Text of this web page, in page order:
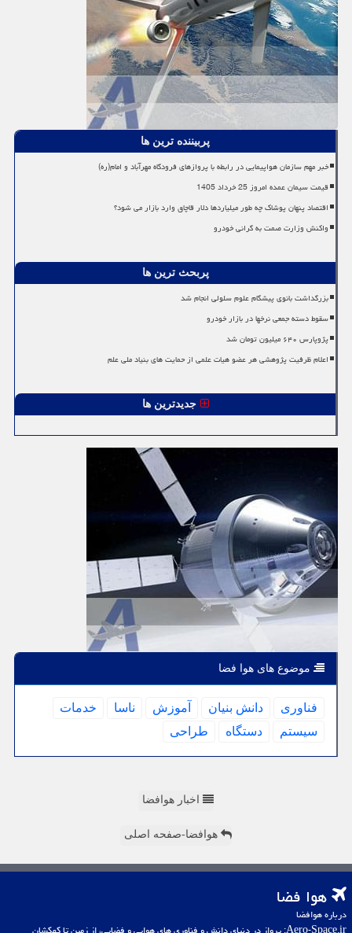
پربیننده ترین ها
خبر مهم سازمان هواپیمایی در رابطه با پروازهای فرودگاه مهرآباد و امام(ره)
قیمت سیمان عمده امروز 25 خرداد 1405
اقتصاد پنهان پوشاک چه طور میلیاردها دلار قاچاق وارد بازار می شود؟
واکنش وزارت صمت به گرانی خودرو
پربحث ترین ها
بزرگداشت بانوی پیشگام علوم سلولی انجام شد
سقوط دسته جمعی نرخها در بازار خودرو
پژوپارس ۶۴۰ میلیون تومان شد
اعلام ظرفیت پژوهشی هر عضو هیات علمی از حمایت های بنیاد ملی علم
جدیدترین ها
موضوع های هوا فضا
فناوری دانش بنیان آموزش ناسا
خدمات
سیستم
دستگاه طراحی
اخبار هوافضا
هوافضا-صفحه اصلی
هوا فضا
درباره هوافضا